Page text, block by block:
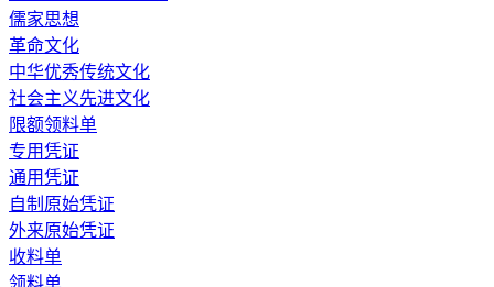
儒家思想
革命文化
中华优秀传统文化
社会主义先进文化
限额领料单
专用凭证
通用凭证
自制原始凭证
外来原始凭证
收料单
领料单